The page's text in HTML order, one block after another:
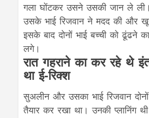
गला घोंटकर उसने उसकी जान ले
उसके भाई रिजवान ने मदद की और
इसके बाद दोनों भाई बच्ची को ढूंढने
लगे।
रात गहराने का कर रहे थे
था ई-रिक्श
सुअलीन और उसका भाई रिजवान
तैयार कर रखा था। उनकी प्लानिंग